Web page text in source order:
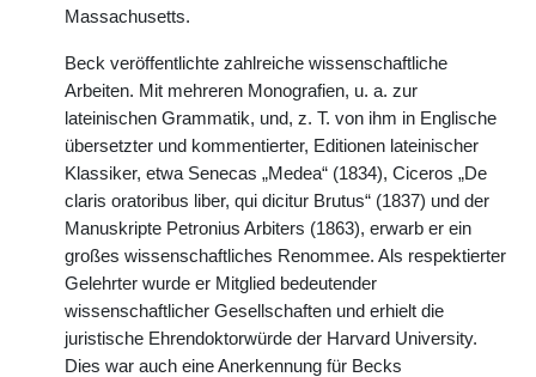
Massachusetts.
Beck veröffentlichte zahlreiche wissenschaftliche
Arbeiten. Mit mehreren Monografien, u. a. zur
lateinischen Grammatik, und, z. T. von ihm in Englische
übersetzter und kommentierter, Editionen lateinischer
Klassiker, etwa Senecas „Medea“ (1834), Ciceros „De
claris oratoribus liber, qui dicitur Brutus“ (1837) und der
Manuskripte Petronius Arbiters (1863), erwarb er ein
großes wissenschaftliches Renommee. Als respektierter
Gelehrter wurde er Mitglied bedeutender
wissenschaftlicher Gesellschaften und erhielt die
juristische Ehrendoktorwürde der Harvard University.
Dies war auch eine Anerkennung für Becks